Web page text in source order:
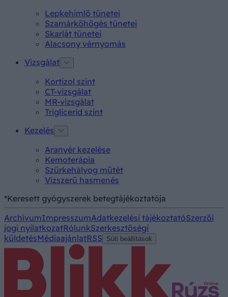
Lepkehimlő tünetei
Szamárköhögés tünetei
Skarlát tünetei
Alacsony vérnyomás
Vizsgálat
Kortizol szint
CT-vizsgálat
MR-vizsgálat
Triglicerid szint
Kezelés
Aranyér kezelése
Kemoterápia
Szürkehályog műtét
Vízszerű hasmenés
*Keresett gyógyszerek betegtájékoztatója
ArchívumImpresszumAdatkezelési tájékoztatóSzerzői
jogi nyilatkozatRólunkSzerkesztőségi
küldetésMédiaajánlatRSS Süti beállítások